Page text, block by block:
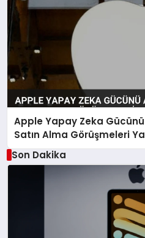
Apple Yapay Zeka
Satın Alma Görüşmeleri
Son Dakika